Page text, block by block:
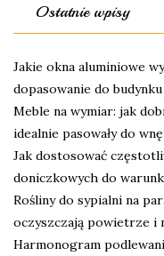
Ostatnie wpisy
Jakie okna aluminiowe
dopasowanie do budynku
Meble na wymiar: jak
idealnie pasowały do
Jak dostosować
doniczkowych do
Rośliny do sypialni na
oczyszczają powietrze i
Harmonogram